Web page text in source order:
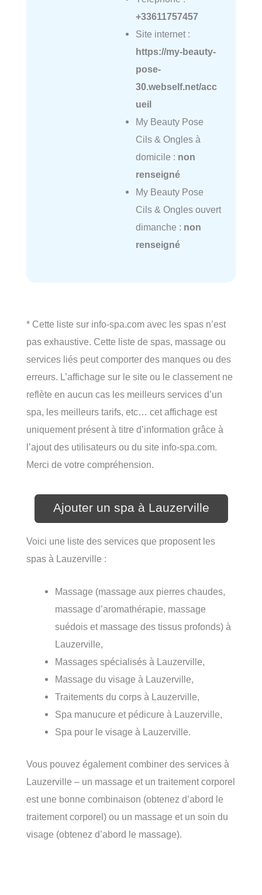
+33611757457
Site internet :
https://my-beauty-
pose-
30.webself.net/acc
ueil
My Beauty Pose
Cils & Ongles à
domicile : non
renseigné
My Beauty Pose
Cils & Ongles ouvert
dimanche : non
renseigné
* Cette liste sur info-spa.com avec les spas n’est
pas exhaustive. Cette liste de spas, massage ou
services liés peut comporter des manques ou des
erreurs. L’affichage sur le site ou le classement ne
reflète en aucun cas les meilleurs services d’un
spa, les meilleurs tarifs, etc… cet affichage est
uniquement présent à titre d’information grâce à
l’ajout des utilisateurs ou du site info-spa.com.
Merci de votre compréhension.
Ajouter un spa à Lauzerville
Voici une liste des services que proposent les
spas à Lauzerville :
Massage (massage aux pierres chaudes,
massage d’aromathérapie, massage
suédois et massage des tissus profonds) à
Lauzerville,
Massages spécialisés à Lauzerville,
Massage du visage à Lauzerville,
Traitements du corps à Lauzerville,
Spa manucure et pédicure à Lauzerville,
Spa pour le visage à Lauzerville.
Vous pouvez également combiner des services à
Lauzerville – un massage et un traitement corporel
est une bonne combinaison (obtenez d’abord le
traitement corporel) ou un massage et un soin du
visage (obtenez d’abord le massage).